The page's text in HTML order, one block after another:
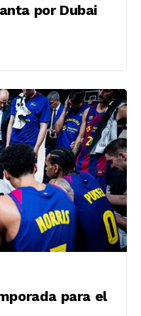
por Dubai
para el